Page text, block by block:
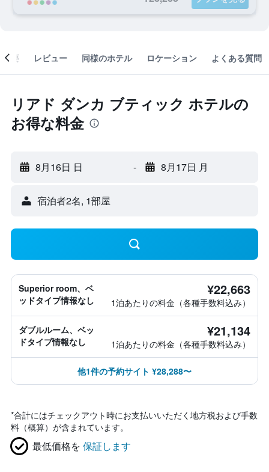
概要 レビュー 同様のホテル ロケーション よくある質問
リアド ダンカ ブティック ホテルの
お得な料金
8月16日 日 - 8月17日 月
宿泊者2名, 1​部屋
Superior room、ベ
ッドタイプ情報なし
¥22,663
1泊あたりの料金（各種手数料込み）
ダブルルーム、ベッ
ドタイプ情報なし
¥21,134
1泊あたりの料金（各種手数料込み）
他1件の予約サイト ¥28,288〜
*合計にはチェックアウト時にお支払いいただく地方税および手数
料（概算）が含まれています。
最低価格を 保証します